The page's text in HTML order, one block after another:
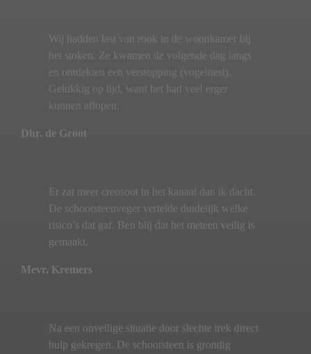
Wij hadden last van rook in de woonkamer bij
het stoken. Ze kwamen de volgende dag langs
en ontdekten een verstopping (vogelnest).
Gelukkig op tijd, want het had veel erger
kunnen aflopen.
Dhr. de Groot
Er zat meer creosoot in het kanaal dan ik dacht.
De schoorsteenveger vertelde duidelijk welke
risico’s dat gaf. Ben blij dat het meteen veilig is
gemaakt.
Mevr. Kremers
Na een onveilige situatie door slechte trek direct
hulp gekregen. De schoorsteen is grondig